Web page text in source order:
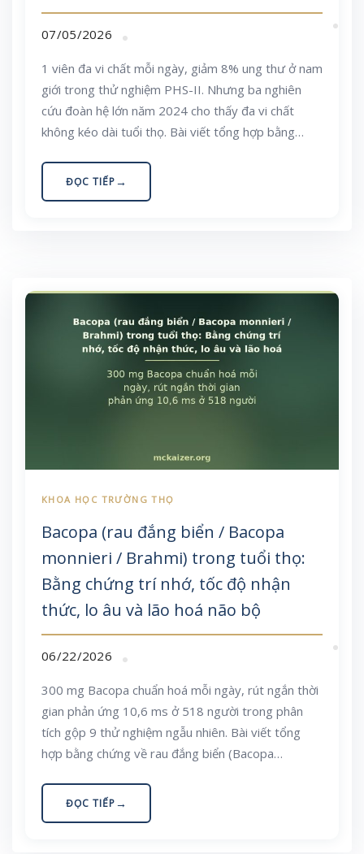
07/05/2026
1 viên đa vi chất mỗi ngày, giảm 8% ung thư ở nam
giới trong thử nghiệm PHS-II. Nhưng ba nghiên
cứu đoàn hệ lớn năm 2024 cho thấy đa vi chất
không kéo dài tuổi thọ. Bài viết tổng hợp bằng
cảnh dùng thực phẩm bổ sung ở Việt Nam.
ĐỌC TIẾP
Bacopa (rau đắng biển / Bacopa
monnieri / Brahmi) trong tuổi thọ:
Bằng chứng trí nhớ, tốc độ nhận
thức, lo âu và lão hoá não bộ
06/22/2026
300 mg Bacopa chuẩn hoá mỗi ngày, rút ngắn thời
gian phản ứng 10,6 ms ở 518 người trong phân
tích gộp 9 thử nghiệm ngẫu nhiên. Bài viết tổng
hợp bằng chứng về rau đắng biển (Bacopa
và lão hoá não, cùng liều dùng, an toàn và bối cảnh
Việt Nam. Nội dung mang tính giáo dục.
ĐỌC TIẾP